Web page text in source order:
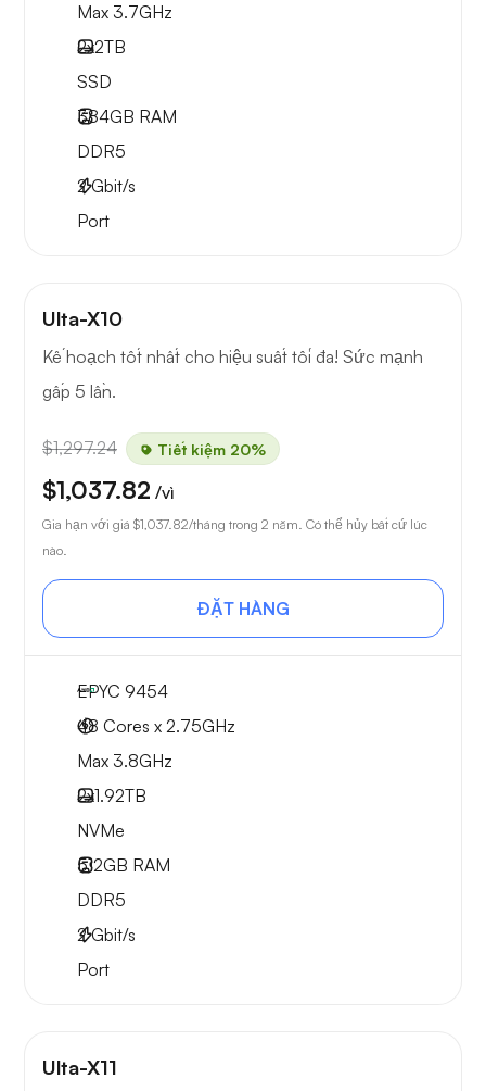
Max 3.7GHz
2x2TB
SSD
384GB RAM
DDR5
2Gbit/s
Port
Ulta-X10
Kế hoạch tốt nhất cho hiệu suất tối đa! Sức mạnh
gấp 5 lần.
$1,297.24 Tiết kiệm 20%
$1,037.82 /vì
Gia hạn với giá $1,037.82/tháng trong 2 năm. Có thể hủy bất cứ lúc
nào.
ĐẶT HÀNG
EPYC 9454
48 Cores x 2.75GHz
Max 3.8GHz
2x1.92TB
NVMe
512GB RAM
DDR5
2Gbit/s
Port
Ulta-X11